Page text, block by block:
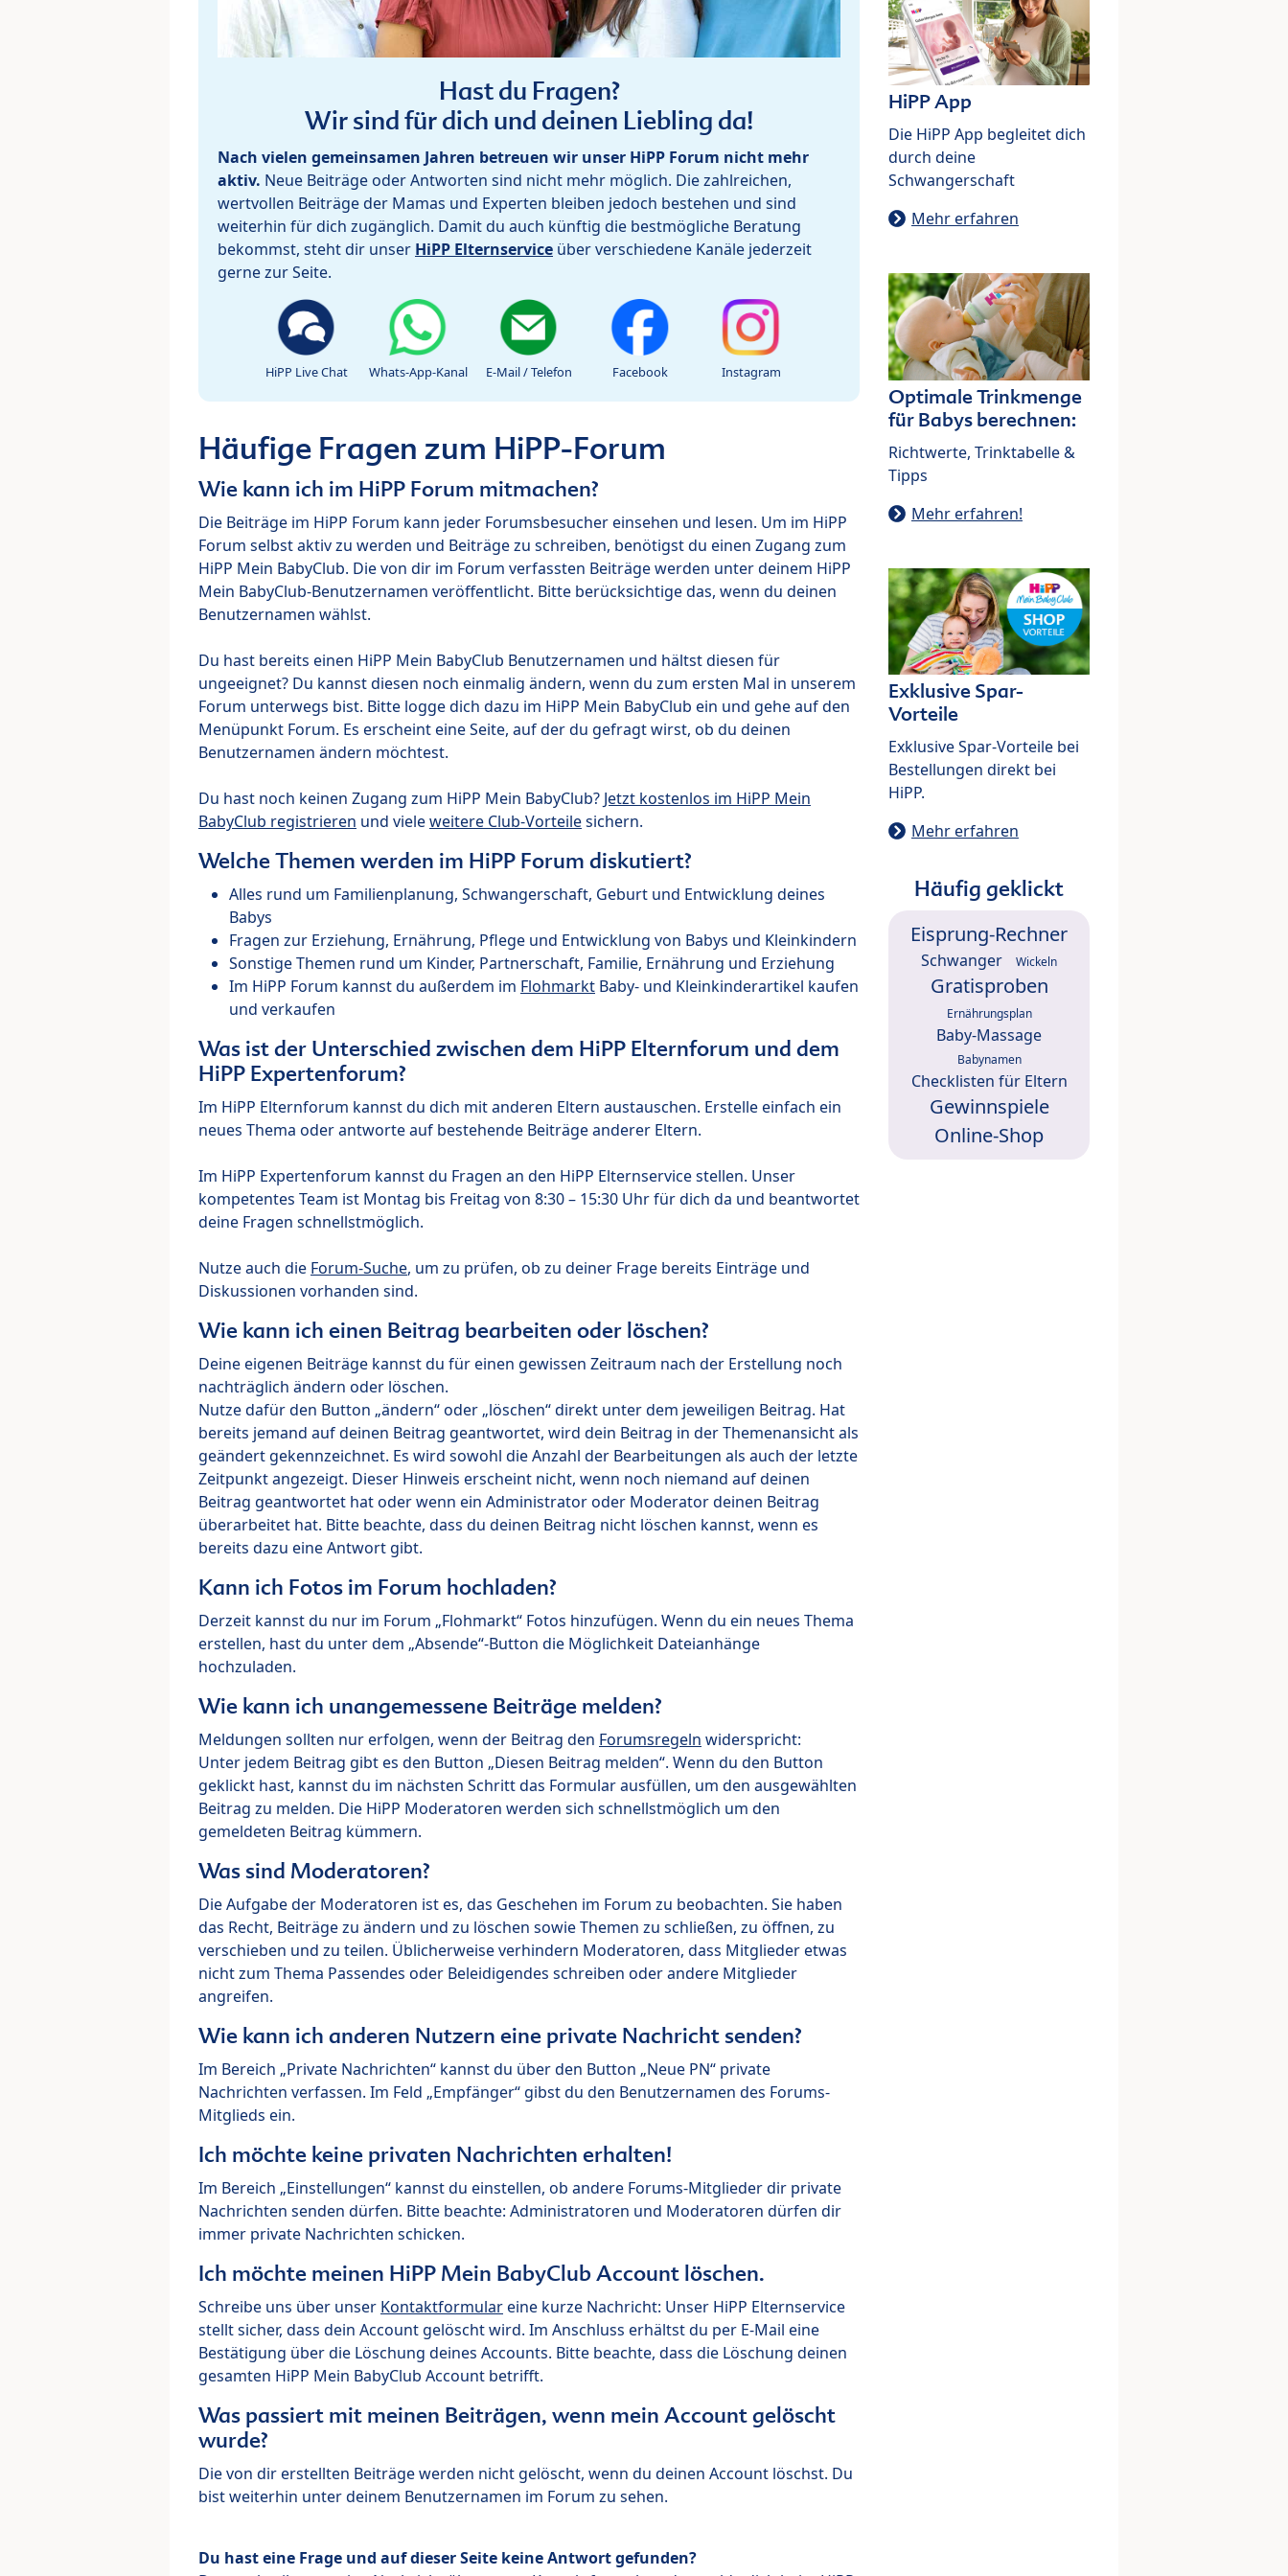
Hast du Fragen?
Wir sind für dich und deinen Liebling da!
Nach vielen gemeinsamen Jahren betreuen wir unser HiPP Forum nicht mehr
aktiv. Neue Beiträge oder Antworten sind nicht mehr möglich. Die zahlreichen,
wertvollen Beiträge der Mamas und Experten bleiben jedoch bestehen und sind
weiterhin für dich zugänglich. Damit du auch künftig die bestmögliche Beratung
bekommst, steht dir unser HiPP Elternservice über verschiedene Kanäle jederzeit
gerne zur Seite.
HiPP Live Chat Whats-App-Kanal E-Mail / Telefon Facebook Instagram
Häufige Fragen zum HiPP-Forum
Wie kann ich im HiPP Forum mitmachen?
Die Beiträge im HiPP Forum kann jeder Forumsbesucher einsehen und lesen. Um im HiPP
Forum selbst aktiv zu werden und Beiträge zu schreiben, benötigst du einen Zugang zum
HiPP Mein BabyClub. Die von dir im Forum verfassten Beiträge werden unter deinem HiPP
Mein BabyClub-Benutzernamen veröffentlicht. Bitte berücksichtige das, wenn du deinen
Benutzernamen wählst.
Du hast bereits einen HiPP Mein BabyClub Benutzernamen und hältst diesen für
ungeeignet? Du kannst diesen noch einmalig ändern, wenn du zum ersten Mal in unserem
Forum unterwegs bist. Bitte logge dich dazu im HiPP Mein BabyClub ein und gehe auf den
Menüpunkt Forum. Es erscheint eine Seite, auf der du gefragt wirst, ob du deinen
Benutzernamen ändern möchtest.
Du hast noch keinen Zugang zum HiPP Mein BabyClub? Jetzt kostenlos im HiPP Mein
BabyClub registrieren und vieleweitere Club-Vorteilesichern.
Welche Themen werden im HiPP Forum diskutiert?
Alles rund um Familienplanung, Schwangerschaft, Geburt und Entwicklung deines
Babys
Fragen zur Erziehung, Ernährung, Pflege und Entwicklung von Babys und Kleinkindern
Sonstige Themen rund um Kinder, Partnerschaft, Familie, Ernährung und Erziehung
Im HiPP Forum kannst du außerdem im Flohmarkt Baby- und Kleinkinderartikel kaufen
und verkaufen
Was ist der Unterschied zwischen dem HiPP Elternforum und dem
HiPP Expertenforum?
Im HiPP Elternforum kannst du dich mit anderen Eltern austauschen. Erstelle einfach ein
neues Thema oder antworte auf bestehende Beiträge anderer Eltern.
Im HiPP Expertenforum kannst du Fragen an den HiPP Elternservice stellen. Unser
kompetentes Team ist Montag bis Freitag von 8:30 – 15:30 Uhr für dich da und beantwortet
deine Fragen schnellstmöglich.
Nutze auch die Forum-Suche, um zu prüfen, ob zu deiner Frage bereits Einträge und
Diskussionen vorhanden sind.
Wie kann ich einen Beitrag bearbeiten oder löschen?
Deine eigenen Beiträge kannst du für einen gewissen Zeitraum nach der Erstellung noch
nachträglich ändern oder löschen.
Nutze dafür den Button „ändern“ oder „löschen“ direkt unter dem jeweiligen Beitrag. Hat
bereits jemand auf deinen Beitrag geantwortet, wird dein Beitrag in der Themenansicht als
geändert gekennzeichnet. Es wird sowohl die Anzahl der Bearbeitungen als auch der letzte
Zeitpunkt angezeigt. Dieser Hinweis erscheint nicht, wenn noch niemand auf deinen
Beitrag geantwortet hat oder wenn ein Administrator oder Moderator deinen Beitrag
überarbeitet hat. Bitte beachte, dass du deinen Beitrag nicht löschen kannst, wenn es
bereits dazu eine Antwort gibt.
Kann ich Fotos im Forum hochladen?
Derzeit kannst du nur im Forum „Flohmarkt“ Fotos hinzufügen. Wenn du ein neues Thema
erstellen, hast du unter dem „Absende“-Button die Möglichkeit Dateianhänge
hochzuladen.
Wie kann ich unangemessene Beiträge melden?
Meldungen sollten nur erfolgen, wenn der Beitrag den Forumsregeln widerspricht:
Unter jedem Beitrag gibt es den Button „Diesen Beitrag melden“. Wenn du den Button
geklickt hast, kannst du im nächsten Schritt das Formular ausfüllen, um den ausgewählten
Beitrag zu melden. Die HiPP Moderatoren werden sich schnellstmöglich um den
gemeldeten Beitrag kümmern.
Was sind Moderatoren?
Die Aufgabe der Moderatoren ist es, das Geschehen im Forum zu beobachten. Sie haben
das Recht, Beiträge zu ändern und zu löschen sowie Themen zu schließen, zu öffnen, zu
verschieben und zu teilen. Üblicherweise verhindern Moderatoren, dass Mitglieder etwas
nicht zum Thema Passendes oder Beleidigendes schreiben oder andere Mitglieder
angreifen.
Wie kann ich anderen Nutzern eine private Nachricht senden?
Im Bereich „Private Nachrichten“ kannst du über den Button „Neue PN“ private
Nachrichten verfassen. Im Feld „Empfänger“ gibst du den Benutzernamen des Forums-
Mitglieds ein.
Ich möchte keine privaten Nachrichten erhalten!
Im Bereich „Einstellungen“ kannst du einstellen, ob andere Forums-Mitglieder dir private
Nachrichten senden dürfen. Bitte beachte: Administratoren und Moderatoren dürfen dir
immer private Nachrichten schicken.
Ich möchte meinen HiPP Mein BabyClub Account löschen.
Schreibe uns über unser Kontaktformulareine kurze Nachricht: Unser HiPP Elternservice
stellt sicher, dass dein Account gelöscht wird. Im Anschluss erhältst du per E-Mail eine
Bestätigung über die Löschung deines Accounts. Bitte beachte, dass die Löschung deinen
gesamten HiPP Mein BabyClub Account betrifft.
Was passiert mit meinen Beiträgen, wenn mein Account gelöscht
wurde?
Die von dir erstellten Beiträge werden nicht gelöscht, wenn du deinen Account löschst. Du
bist weiterhin unter deinem Benutzernamen im Forum zu sehen.
Du hast eine Frage und auf dieser Seite keine Antwort gefunden?
HiPP App
Die HiPP App begleitet dich
durch deine
Schwangerschaft
Mehr erfahren
Optimale Trinkmenge
für Babys berechnen:
Richtwerte, Trinktabelle &
Tipps
Mehr erfahren!
Exklusive Spar-
Vorteile
Exklusive Spar-Vorteile bei
Bestellungen direkt bei
HiPP.
Mehr erfahren
Häufig geklickt
Eisprung-Rechner
Schwanger Wickeln
Gratisproben
Ernährungsplan
Baby-Massage
Babynamen
Checklisten für Eltern
Gewinnspiele
Online-Shop